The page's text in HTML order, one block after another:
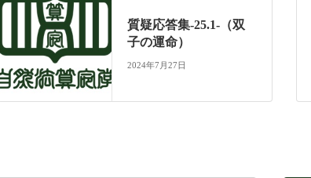
質疑応答集-25.1-（双
子の運命）
2024年7月27日